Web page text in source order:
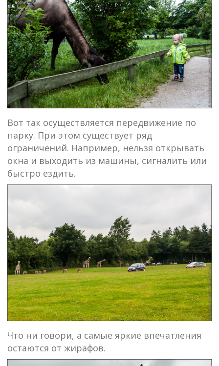
Вот так осуществляется передвижение по
парку. При этом существует ряд
ограничений. Например, нельзя открывать
окна и выходить из машины, сигналить или
быстро ездить.
Что ни говори, а самые яркие впечатления
остаются от жирафов.